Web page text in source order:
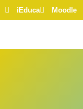
iEduca Moodle